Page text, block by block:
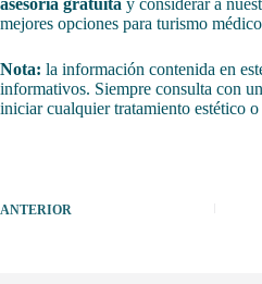
mejores opciones para turismo
Nota: la información contenida en
informativos. Siempre consulta con
iniciar cualquier tratamiento estético
ANTERIOR